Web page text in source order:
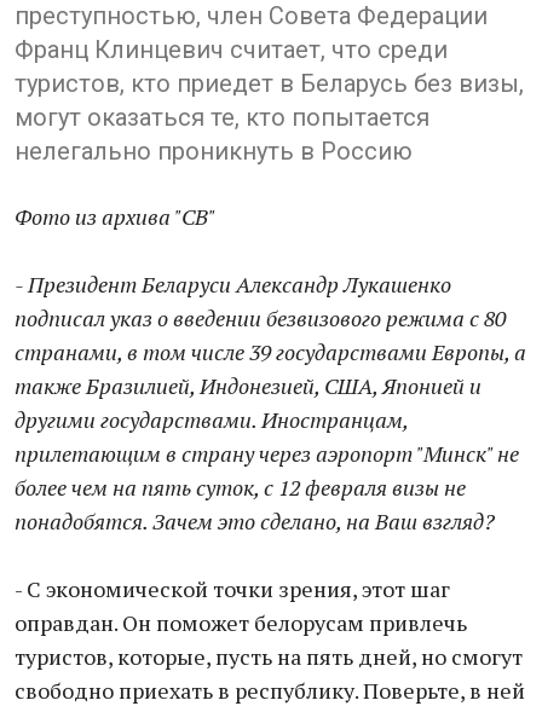
преступностью, член Совета Федерации
Франц Клинцевич считает, что среди
туристов, кто приедет в Беларусь без визы,
могут оказаться те, кто попытается
нелегально проникнуть в Россию
Фото из архива "СВ"
- Президент Беларуси Александр Лукашенко
подписал указ о введении безвизового режима с 80
странами, в том числе 39 государствами Европы, а
также Бразилией, Индонезией, США, Японией и
другими государствами. Иностранцам,
прилетающим в страну через аэропорт "Минск" не
более чем на пять суток, с 12 февраля визы не
понадобятся. Зачем это сделано, на Ваш взгляд?
- С экономической точки зрения, этот шаг
оправдан. Он поможет белорусам привлечь
туристов, которые, пусть на пять дней, но смогут
свободно приехать в республику. Поверьте, в ней